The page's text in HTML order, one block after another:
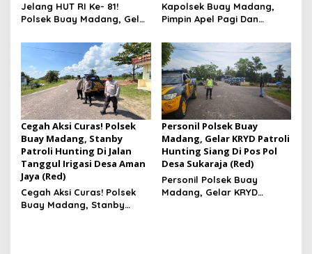
Jelang HUT RI Ke- 81!
Polsek Buay Madang, Gelar
Kecamatan
Kapolsek Buay Madang,
Pimpin Apel Pagi Dan
Personil
Cegah Aksi Curas! Polsek
Buay Madang, Stanby
Patroli Hunting Di Jalan
Tanggul Irigasi Desa Aman
Jaya (Red)
Cegah Aksi Curas! Polsek
Buay Madang, Stanby
Personil Polsek Buay
Madang, Gelar KRYD Patroli
Hunting Siang Di Pos Pol
Desa Sukaraja (Red)
Personil Polsek Buay
Madang, Gelar KRYD